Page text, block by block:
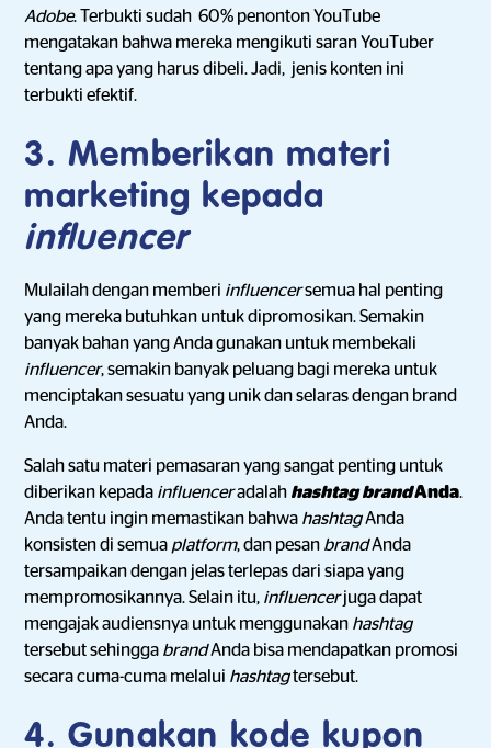
Adobe. Terbukti sudah 60% penonton YouTube
mengatakan bahwa mereka mengikuti saran YouTuber
tentang apa yang harus dibeli. Jadi, jenis konten ini
terbukti efektif.
3. Memberikan materi
marketing kepada
influencer
Mulailah dengan memberi influencersemua hal penting
yang mereka butuhkan untuk dipromosikan. Semakin
banyak bahan yang Anda gunakan untuk membekali
influencer, semakin banyak peluang bagi mereka untuk
menciptakan sesuatu yang unik dan selaras dengan brand
Anda.
Salah satu materi pemasaran yang sangat penting untuk
diberikan kepada influenceradalah hashtag brandAnda.
Anda tentu ingin memastikan bahwa hashtagAnda
konsisten di semua platform, dan pesan brandAnda
tersampaikan dengan jelas terlepas dari siapa yang
mempromosikannya. Selain itu, influencerjuga dapat
mengajak audiensnya untuk menggunakan hashtag
tersebut sehingga brandAnda bisa mendapatkan promosi
secara cuma-cuma melalui hashtagtersebut.
4. Gunakan kode kupon